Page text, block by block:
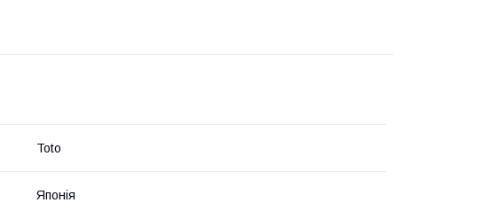
Toto
Японія